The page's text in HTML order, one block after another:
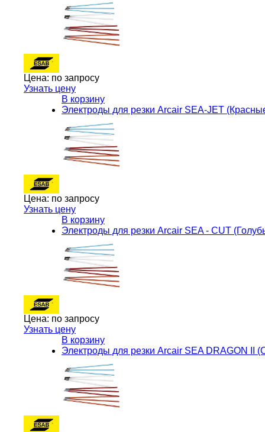
Цена: по запросу
Узнать цену
В корзину
Электроды для резки Arcair SEA-JET
Цена: по запросу
Узнать цену
В корзину
Электроды для резки Arcair SEA - CUT
Цена: по запросу
Узнать цену
В корзину
Электроды для резки Arcair SEA DRAGON